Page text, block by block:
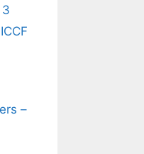
3
–